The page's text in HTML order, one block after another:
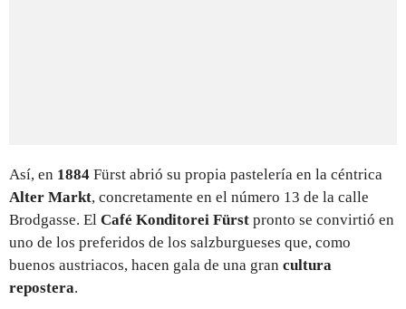
Así, en 1884 Fürst abrió su propia pastelería en la céntrica
Alter Markt, concretamente en el número 13 de la calle
Brodgasse. El Café Konditorei Fürst pronto se convirtió en
uno de los preferidos de los salzburgueses que, como
buenos austriacos, hacen gala de una gran cultura
repostera.